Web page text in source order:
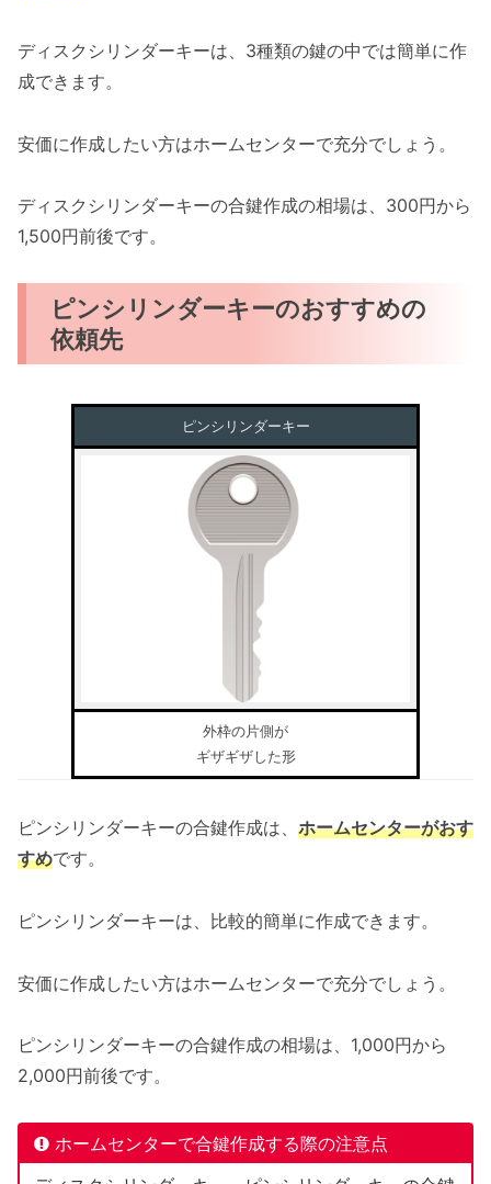
ディスクシリンダーキーは、3種類の鍵の中では簡単に作
成できます。
安価に作成したい方はホームセンターで充分でしょう。
ディスクシリンダーキーの合鍵作成の相場は、300円から
1,500円前後です。
ピンシリンダーキーのおすすめの
依頼先
ピンシリンダーキー
外枠の片側が
ギザギザした形
ピンシリンダーキーの合鍵作成は、 ホームセンターがおす
すめです。
ピンシリンダーキーは、比較的簡単に作成できます。
安価に作成したい方はホームセンターで充分でしょう。
ピンシリンダーキーの合鍵作成の相場は、1,000円から
2,000円前後です。
ホームセンターで合鍵作成する際の注意点